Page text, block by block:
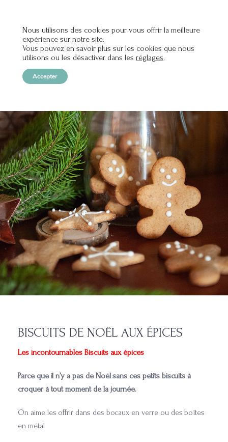
BISCUITS DE NOËL AUX ÉPICES
Les incontournables Biscuits aux épices
Parce que il n’y a pas de Noël sans ces petits biscuits à
croquer à tout moment de la journée.
On aime les offrir dans des bocaux en verre ou des boîtes
en métal
Nous utilisons des cookies pour vous offrir la meilleure
expérience sur notre site.
Vous pouvez en savoir plus sur les cookies que nous
utilisons ou les désactiver dans les réglages.
Accepter